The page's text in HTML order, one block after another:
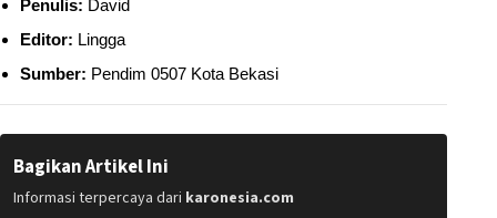
Penulis: David
Editor: Lingga
Sumber: Pendim 0507 Kota Bekasi
Bagikan Artikel Ini
Informasi terpercaya dari karonesia.com